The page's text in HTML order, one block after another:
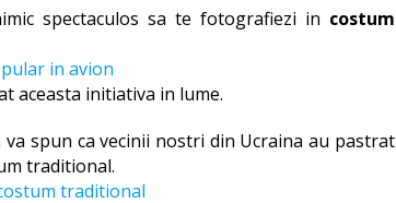
spectaculos sa te fotografiezi in costum
aceasta initiativa in lume.
spun ca vecinii nostri din Ucraina au pastrat
traditional.